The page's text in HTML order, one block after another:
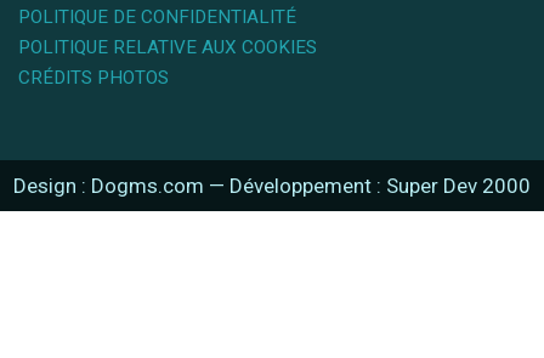
POLITIQUE DE CONFIDENTIALITÉ
POLITIQUE RELATIVE AUX COOKIES
CRÉDITS PHOTOS
Design : Dogms.com — Développement : Super Dev 2000